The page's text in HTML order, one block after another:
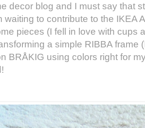
decor blog and I must say that
waiting to contribute to the IKEA
pieces (I fell in love with cups
a simple RIBBA frame
BRÅKIG using colors right for